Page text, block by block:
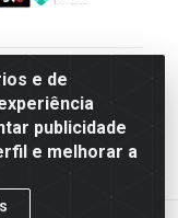
e de
publicidade
e melhorar a
Comercio e
39 e, 41 - Setor
72.135-100 -
80